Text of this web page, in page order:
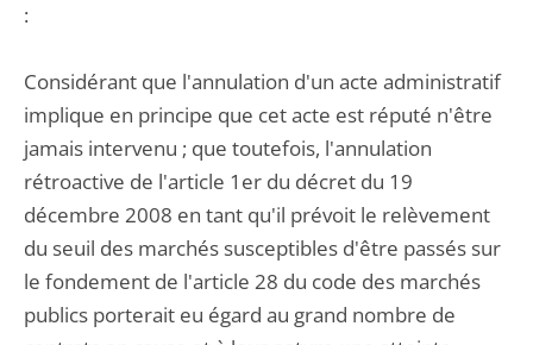
:
Considérant que l'annulation d'un acte administratif
implique en principe que cet acte est réputé n'être
jamais intervenu ; que toutefois, l'annulation
rétroactive de l'article 1er du décret du 19
décembre 2008 en tant qu'il prévoit le relèvement
du seuil des marchés susceptibles d'être passés sur
le fondement de l'article 28 du code des marchés
publics porterait eu égard au grand nombre de